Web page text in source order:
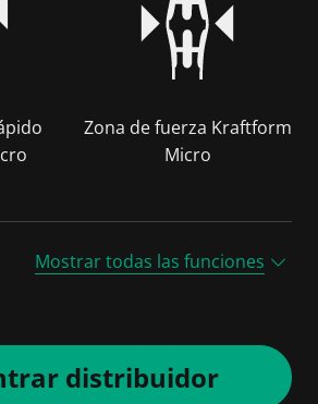
Zona de fuerza Kraftform
Micro
Mostrar todas las funciones
distribuidor